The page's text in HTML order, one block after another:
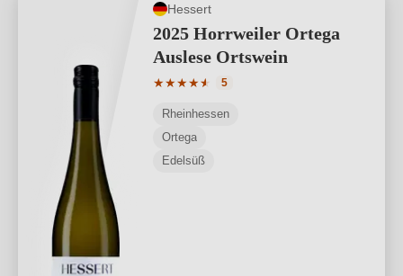
Hessert
2025 Horrweiler Ortega
Auslese Ortswein
★★★★★
★
Durchschnittliche Bewertung von 4.4
5
Rheinhessen
Ortega
Edelsüß